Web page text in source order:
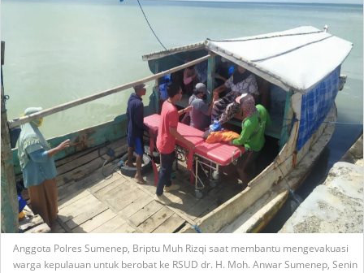
Anggota Polres Sumenep, Briptu Muh Rizqi saat membantu mengevakuasi
warga kepulauan untuk berobat ke RSUD dr. H. Moh. Anwar Sumenep, Senin